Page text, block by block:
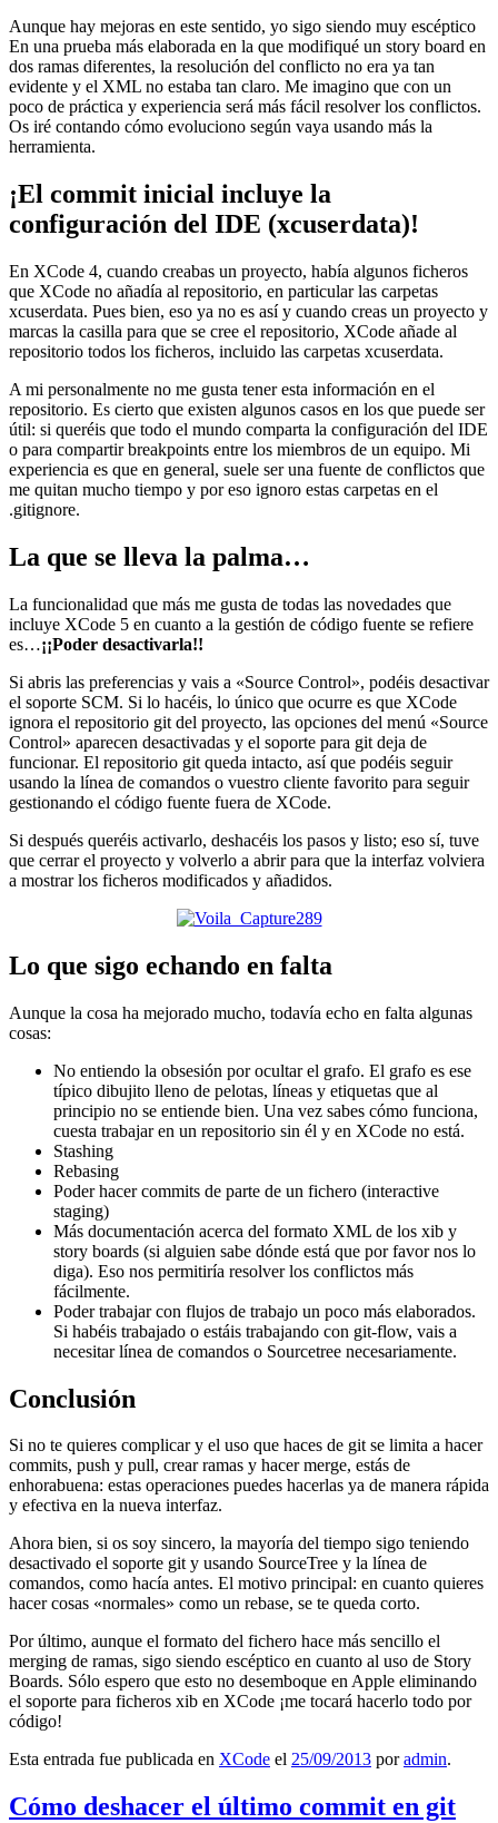
Aunque hay mejoras en este sentido, yo sigo siendo muy escéptico
En una prueba más elaborada en la que modifiqué un story board en
dos ramas diferentes, la resolución del conflicto no era ya tan
evidente y el XML no estaba tan claro. Me imagino que con un
poco de práctica y experiencia será más fácil resolver los conflictos.
Os iré contando cómo evoluciono según vaya usando más la
herramienta.
¡El commit inicial incluye la
configuración del IDE (xcuserdata)!
En XCode 4, cuando creabas un proyecto, había algunos ficheros
que XCode no añadía al repositorio, en particular las carpetas
xcuserdata. Pues bien, eso ya no es así y cuando creas un proyecto y
marcas la casilla para que se cree el repositorio, XCode añade al
repositorio todos los ficheros, incluido las carpetas xcuserdata.
A mi personalmente no me gusta tener esta información en el
repositorio. Es cierto que existen algunos casos en los que puede ser
útil: si queréis que todo el mundo comparta la configuración del IDE
o para compartir breakpoints entre los miembros de un equipo. Mi
experiencia es que en general, suele ser una fuente de conflictos que
me quitan mucho tiempo y por eso ignoro estas carpetas en el
.gitignore.
La que se lleva la palma…
La funcionalidad que más me gusta de todas las novedades que
incluye XCode 5 en cuanto a la gestión de código fuente se refiere
es…¡¡Poder desactivarla!!
Si abris las preferencias y vais a «Source Control», podéis desactivar
el soporte SCM. Si lo hacéis, lo único que ocurre es que XCode
ignora el repositorio git del proyecto, las opciones del menú «Source
Control» aparecen desactivadas y el soporte para git deja de
funcionar. El repositorio git queda intacto, así que podéis seguir
usando la línea de comandos o vuestro cliente favorito para seguir
gestionando el código fuente fuera de XCode.
Si después queréis activarlo, deshacéis los pasos y listo; eso sí, tuve
que cerrar el proyecto y volverlo a abrir para que la interfaz volviera
a mostrar los ficheros modificados y añadidos.
Lo que sigo echando en falta
Aunque la cosa ha mejorado mucho, todavía echo en falta algunas
cosas:
No entiendo la obsesión por ocultar el grafo. El grafo es ese
típico dibujito lleno de pelotas, líneas y etiquetas que al
principio no se entiende bien. Una vez sabes cómo funciona,
cuesta trabajar en un repositorio sin él y en XCode no está.
Stashing
Rebasing
Poder hacer commits de parte de un fichero (interactive
staging)
Más documentación acerca del formato XML de los xib y
story boards (si alguien sabe dónde está que por favor nos lo
diga). Eso nos permitiría resolver los conflictos más
fácilmente.
Poder trabajar con flujos de trabajo un poco más elaborados.
Si habéis trabajado o estáis trabajando con git-flow, vais a
necesitar línea de comandos o Sourcetree necesariamente.
Conclusión
Si no te quieres complicar y el uso que haces de git se limita a hacer
commits, push y pull, crear ramas y hacer merge, estás de
enhorabuena: estas operaciones puedes hacerlas ya de manera rápida
y efectiva en la nueva interfaz.
Ahora bien, si os soy sincero, la mayoría del tiempo sigo teniendo
desactivado el soporte git y usando SourceTree y la línea de
comandos, como hacía antes. El motivo principal: en cuanto quieres
hacer cosas «normales» como un rebase, se te queda corto.
Por último, aunque el formato del fichero hace más sencillo el
merging de ramas, sigo siendo escéptico en cuanto al uso de Story
Boards. Sólo espero que esto no desemboque en Apple eliminando
el soporte para ficheros xib en XCode ¡me tocará hacerlo todo por
código!
Esta entrada fue publicada en XCode el 25/09/2013 poradmin.
Cómo deshacer el último commit en git